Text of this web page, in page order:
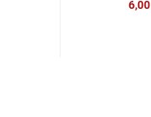
6,00